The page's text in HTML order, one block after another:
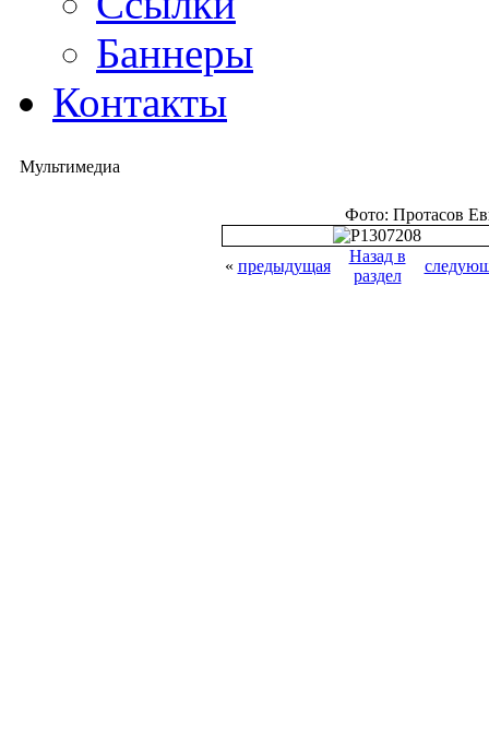
Баннеры
Контакты
Мультимедиа
Фото: Протасов
« предыдущая
Назад в
раздел